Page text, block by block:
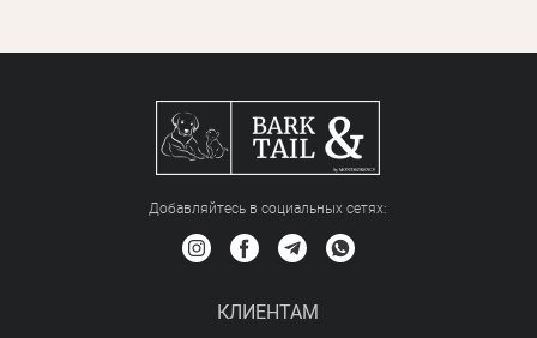
Добавляйтесь в социальных сетяx:
КЛИЕНТАМ